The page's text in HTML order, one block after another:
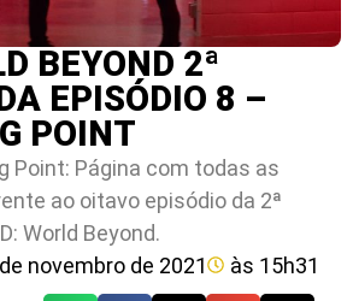
BEYOND 2ª
EPISÓDIO 8 –
POINT
Point: Página com todas as
ao oitavo episódio da 2ª
World Beyond.
novembro de 2021 às 15h31